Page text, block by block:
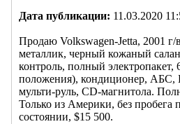
Дата публикации: 11.03.2020
Продаю Volkswagen-Jetta, 2001 г/
металлик, черный кожаный
контроль, полный электропакет,
положения), кондиционер, АБС,
мульти-руль, CD-магнитола.
Только из Америки, без
состоянии, $15 500.